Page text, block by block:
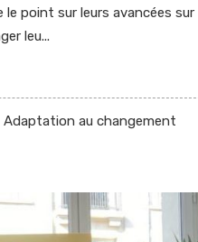
le point sur leurs avancées sur
leu...
Adaptation au changement